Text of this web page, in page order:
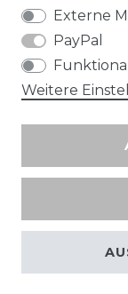
Externe
PayPal
Funktional
Weitere